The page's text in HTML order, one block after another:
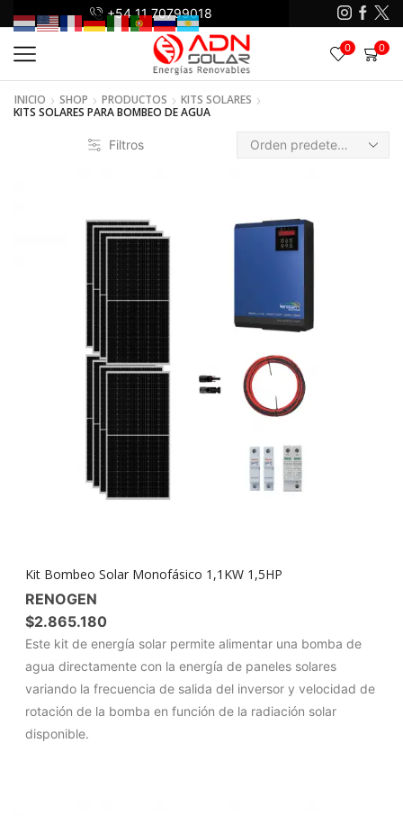
+54 11 70799018
0 0
INICIO SHOP PRODUCTOS
KITS SOLARES
KITS SOLARES PARA BOMBEO DE AGUA
Filtros
Kit Bombeo Solar Monofásico 1,1KW 1,5HP
RENOGEN
$2.865.180
Este kit de energía solar permite alimentar una bomba de
agua directamente con la energía de paneles solares
variando la frecuencia de salida del inversor y velocidad de
rotación de la bomba en función de la radiación solar
disponible.